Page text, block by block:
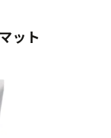
ット